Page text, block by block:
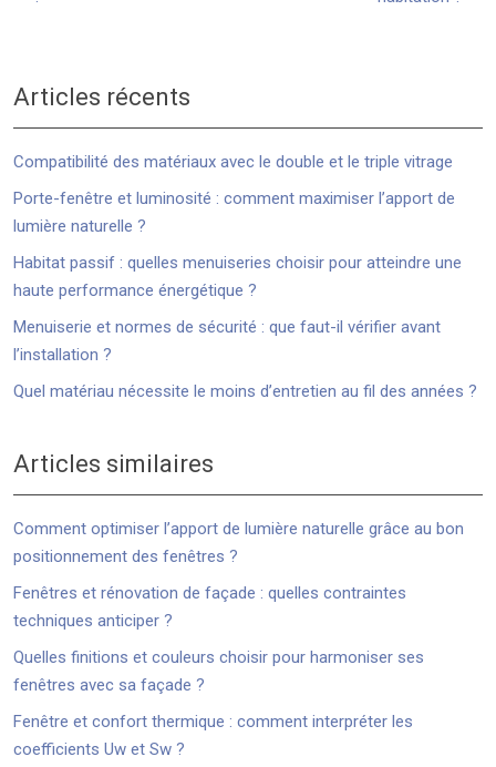
Articles récents
Compatibilité des matériaux avec le double et le triple vitrage
Porte-fenêtre et luminosité : comment maximiser l’apport de
lumière naturelle ?
Habitat passif : quelles menuiseries choisir pour atteindre une
haute performance énergétique ?
Menuiserie et normes de sécurité : que faut-il vérifier avant
l’installation ?
Quel matériau nécessite le moins d’entretien au fil des années ?
Articles similaires
Comment optimiser l’apport de lumière naturelle grâce au bon
positionnement des fenêtres ?
Fenêtres et rénovation de façade : quelles contraintes
techniques anticiper ?
Quelles finitions et couleurs choisir pour harmoniser ses
fenêtres avec sa façade ?
Fenêtre et confort thermique : comment interpréter les
coefficients Uw et Sw ?